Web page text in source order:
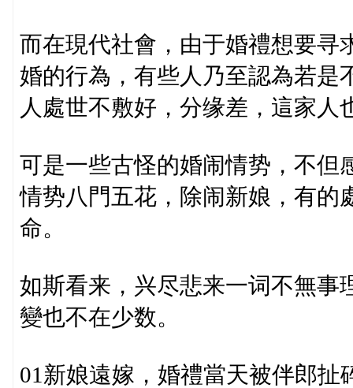
而在現代社會，由于婚禮想要寻
婚的行為，有些人乃至認為若是
人處世不敷好，分缘差，這家人
可是一些古怪的婚闹情势，不但
情势八門五花，除闹新娘，有的
命。
如斯看来，兴尽悲来一词不無事
變也不在少数。
01新娘遠嫁，婚禮當天被伴郎扯